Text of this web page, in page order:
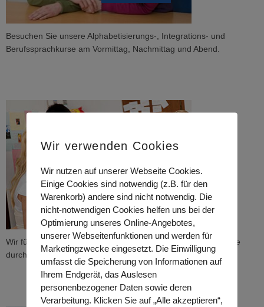
Besuchen Sie unsere Alphabetisierungs-, Integrations- und
Berufssprachkurse am Vormittag, Nachmittag und Abend.
Jugendhilfe
Wir führen Maßnahmen der Kinder-, Jugend- und Familienhilfe
durch.
Wir verwenden Cookies
Wir nutzen auf unserer Webseite Cookies.
Einige Cookies sind notwendig (z.B. für den
Warenkorb) andere sind nicht notwendig. Die
nicht-notwendigen Cookies helfen uns bei der
Optimierung unseres Online-Angebotes,
unserer Webseitenfunktionen und werden für
Marketingzwecke eingesetzt. Die Einwilligung
umfasst die Speicherung von Informationen auf
Ihrem Endgerät, das Auslesen
personenbezogener Daten sowie deren
Verarbeitung. Klicken Sie auf „Alle akzeptieren“,